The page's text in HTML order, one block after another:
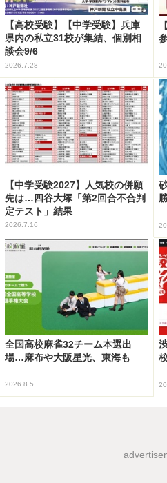
【高校受験】【中学受験】兵庫
県内の私立31校が集結、個別相
談会9/6
2026.7.28
【中学受験2027】人気校の併願
先は…四谷大塚「第2回合不合判
定テスト」結果
2026.7.16
全国高校麻雀32チーム本選出
場…麻布や大阪星光、東海も
2026.8.5